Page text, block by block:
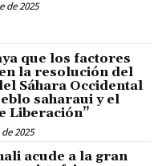
de 2025
que los factores
la resolución del
Sáhara Occidental
saharaui y el
Liberación”
2025
acude a la gran